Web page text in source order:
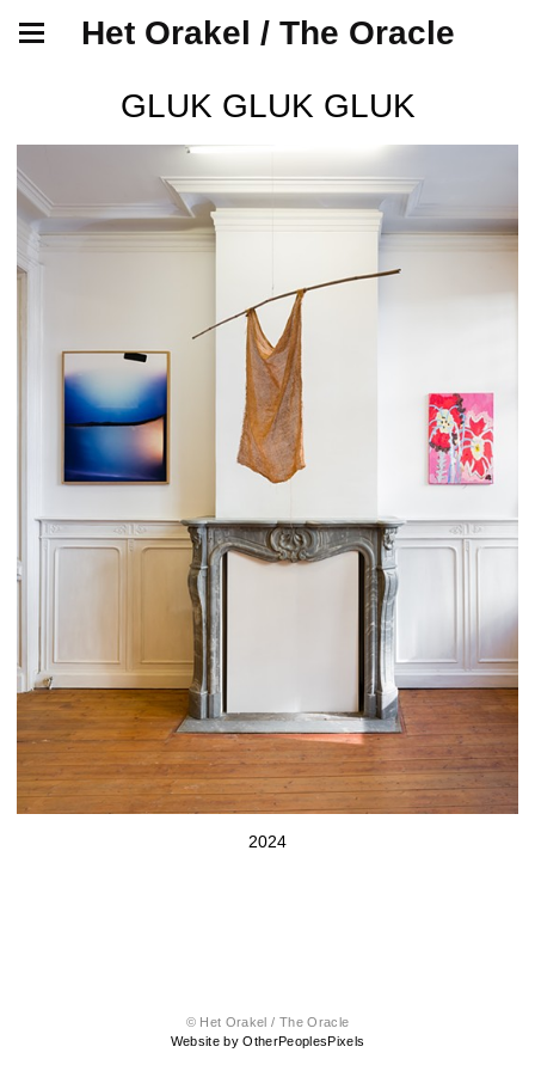
Het Orakel / The Oracle
GLUK GLUK GLUK
2024
© Het Orakel / The Oracle
Website by OtherPeoplesPixels